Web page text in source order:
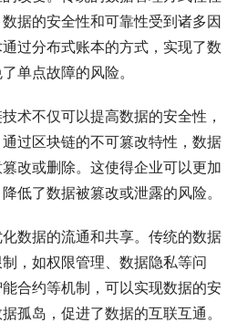
据的安全性和可靠性受到诸多因
过分布式账本的方式，实现了数
单点故障的风险。
术不仅可以提高数据的安全性，
过区块链的不可篡改特性，数据
改或删除。这使得企业可以更加
低了数据被篡改或泄露的风险。
数据的流通和共享。传统的数据
，如权限管理、数据隐私等问
合约等机制，可以实现数据的安
孤岛，促进了数据的互联互通。